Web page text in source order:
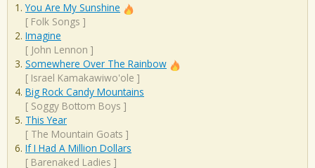
You Are My Sunshine
[ Folk Songs ]
Imagine
[ John Lennon ]
Somewhere Over The Rainbow
[ Israel Kamakawiwo'ole ]
Big Rock Candy Mountains
[ Soggy Bottom Boys ]
This Year
[ The Mountain Goats ]
If I Had A Million Dollars
[ Barenaked Ladies ]